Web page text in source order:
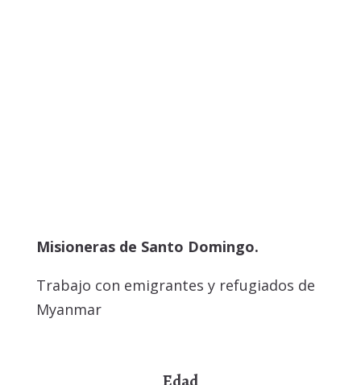
Misioneras de Santo Domingo.
Trabajo con emigrantes y refugiados de
Myanmar